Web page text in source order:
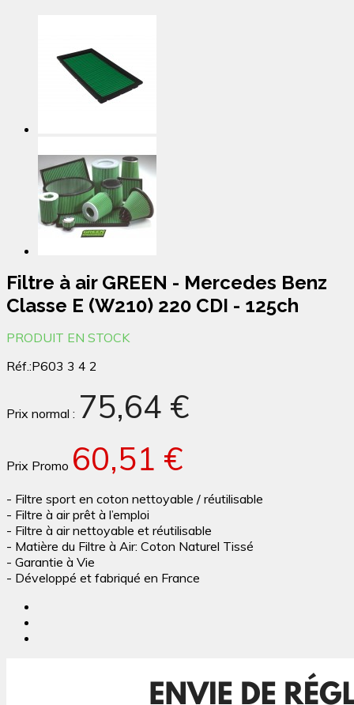
Filtre à air GREEN - Mercedes Benz
Classe E (W210) 220 CDI - 125ch
PRODUIT EN STOCK
Réf.:P603 3 4 2
Prix normal : 75,64 €
Prix Promo 60,51 €
- Filtre sport en coton nettoyable / réutilisable
- Filtre à air prêt à l’emploi
- Filtre à air nettoyable et réutilisable
- Matière du Filtre à Air: Coton Naturel Tissé
- Garantie à Vie
- Développé et fabriqué en France